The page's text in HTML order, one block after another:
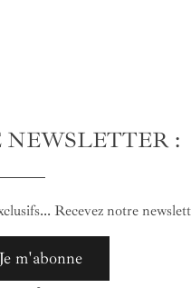
NEWSLETTER :
Recevez notre
m'abonne